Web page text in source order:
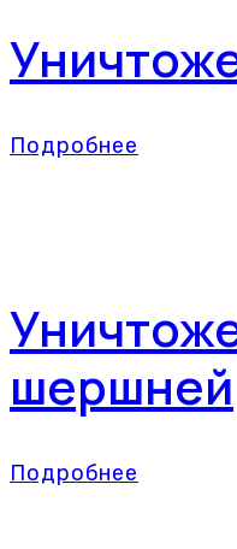
Подробнее
шершней
Подробнее